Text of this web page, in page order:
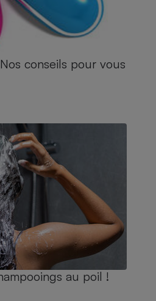
conseils pour vous
au poil !